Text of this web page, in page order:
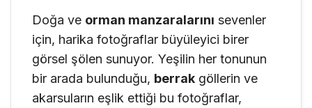
Doğa ve orman manzaralarını sevenler
için, harika fotoğraflar büyüleyici birer
görsel şölen sunuyor. Yeşilin her tonunun
bir arada bulunduğu, berrak göllerin ve
akarsuların eşlik ettiği bu fotoğraflar,